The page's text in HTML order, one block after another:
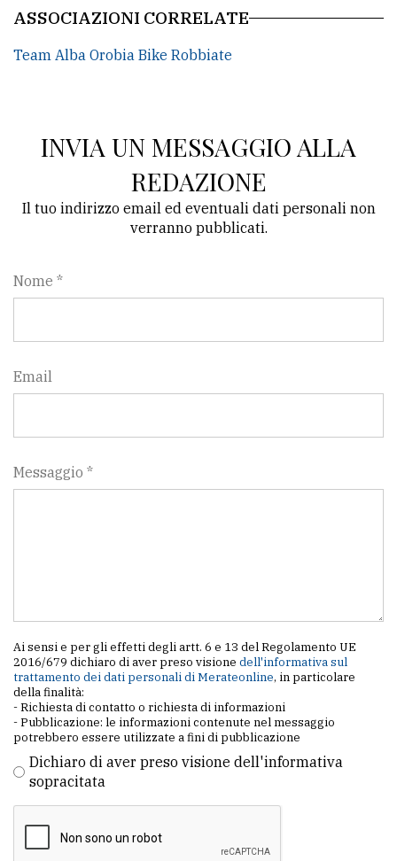
ASSOCIAZIONI CORRELATE
Team Alba Orobia Bike Robbiate
INVIA UN MESSAGGIO ALLA
REDAZIONE
Il tuo indirizzo email ed eventuali dati personali non
verranno pubblicati.
Nome *
Email
Messaggio *
Ai sensi e per gli effetti degli artt. 6 e 13 del Regolamento UE
2016/679 dichiaro di aver preso visione dell'informativa sul
trattamento dei dati personali di Merateonline, in particolare
della finalità:
- Richiesta di contatto o richiesta di informazioni
- Pubblicazione: le informazioni contenute nel messaggio
potrebbero essere utilizzate a fini di pubblicazione
Dichiaro di aver preso visione dell'informativa
sopracitata